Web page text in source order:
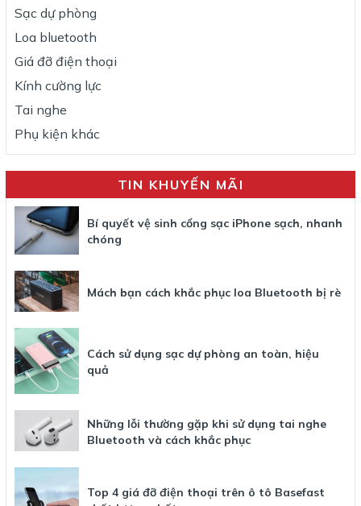
Sạc dự phòng
Loa bluetooth
Giá đỡ điện thoại
Kính cường lực
Tai nghe
Phụ kiện khác
TIN KHUYẾN MÃI
Bí quyết vệ sinh cổng sạc iPhone sạch, nhanh
chóng
Mách bạn cách khắc phục loa Bluetooth bị rè
Cách sử dụng sạc dự phòng an toàn, hiệu
quả
Những lỗi thường gặp khi sử dụng tai nghe
Bluetooth và cách khắc phục
Top 4 giá đỡ điện thoại trên ô tô Basefast